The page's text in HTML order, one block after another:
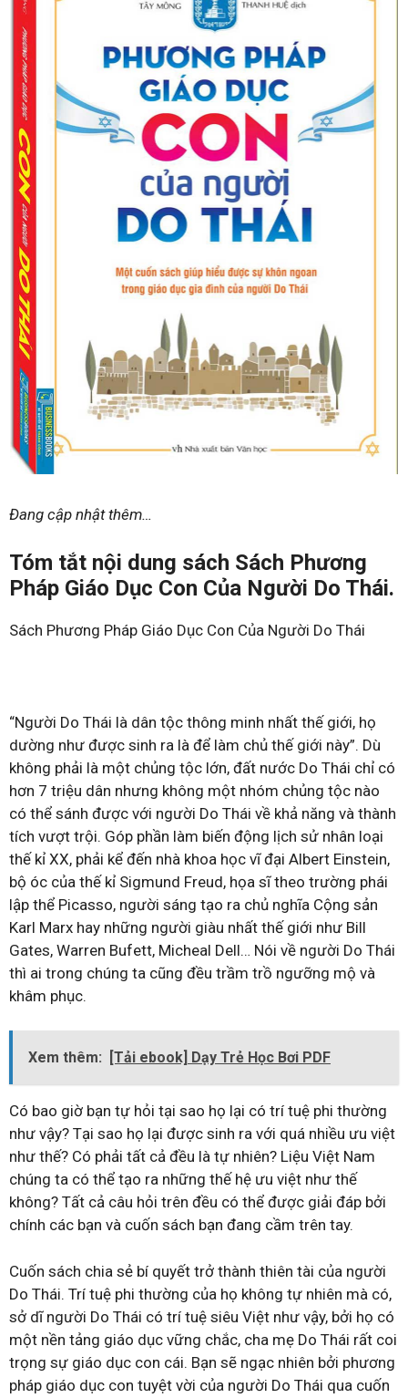
Đang cập nhật thêm…
Tóm tắt nội dung sách Sách Phương
Pháp Giáo Dục Con Của Người Do Thái.
Sách Phương Pháp Giáo Dục Con Của Người Do Thái
“Người Do Thái là dân tộc thông minh nhất thế giới, họ
dường như được sinh ra là để làm chủ thế giới này”. Dù
không phải là một chủng tộc lớn, đất nước Do Thái chỉ có
hơn 7 triệu dân nhưng không một nhóm chủng tộc nào
có thể sánh được với người Do Thái về khả năng và thành
tích vượt trội. Góp phần làm biến động lịch sử nhân loại
thế kỉ XX, phải kể đến nhà khoa học vĩ đại Albert Einstein,
bộ óc của thế kỉ Sigmund Freud, họa sĩ theo trường phái
lập thể Picasso, người sáng tạo ra chủ nghĩa Cộng sản
Karl Marx hay những người giàu nhất thế giới như Bill
Gates, Warren Bufett, Micheal Dell… Nói về người Do Thái
thì ai trong chúng ta cũng đều trầm trồ ngưỡng mộ và
khâm phục.
Xem thêm: [Tải ebook] Dạy Trẻ Học Bơi PDF
Có bao giờ bạn tự hỏi tại sao họ lại có trí tuệ phi thường
như vậy? Tại sao họ lại được sinh ra với quá nhiều ưu việt
như thế? Có phải tất cả đều là tự nhiên? Liệu Việt Nam
chúng ta có thể tạo ra những thế hệ ưu việt như thế
không? Tất cả câu hỏi trên đều có thể được giải đáp bởi
chính các bạn và cuốn sách bạn đang cầm trên tay.
Cuốn sách chia sẻ bí quyết trở thành thiên tài của người
Do Thái. Trí tuệ phi thường của họ không tự nhiên mà có,
sở dĩ người Do Thái có trí tuệ siêu Việt như vậy, bởi họ có
một nền tảng giáo dục vững chắc, cha mẹ Do Thái rất coi
trọng sự giáo dục con cái. Bạn sẽ ngạc nhiên bởi phương
pháp giáo dục con tuyệt vời của người Do Thái qua cuốn